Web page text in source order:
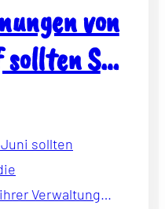
von
sollten Sie
achten
sollten
Verwaltung